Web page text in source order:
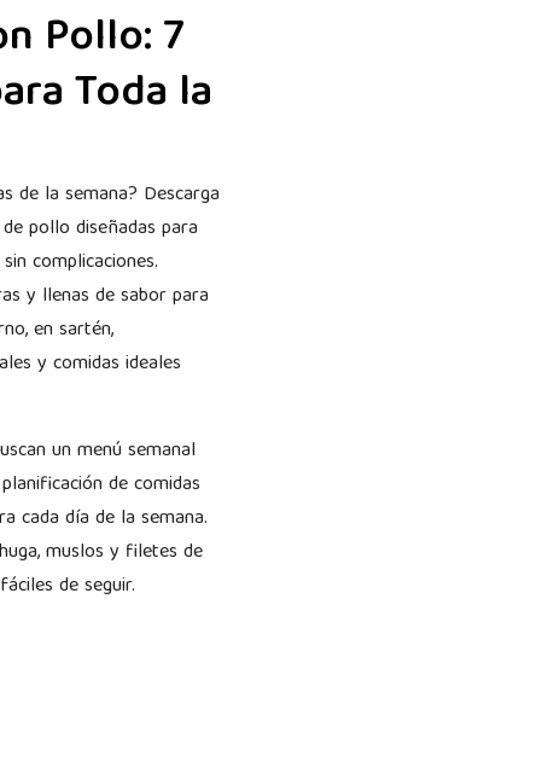
Pollo: 7
Toda la
de la semana? Descarga
pollo diseñadas para
complicaciones.
y llenas de sabor para
en sartén,
y comidas ideales
un menú semanal
de comidas
cada día de la semana.
muslos y filetes de
de seguir.